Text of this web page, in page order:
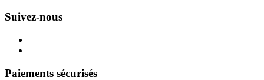
Suivez-nous
Paiements sécurisés